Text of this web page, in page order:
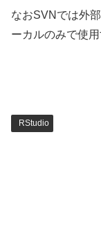
なおSVNでは外
ーカルのみで使
RStudio